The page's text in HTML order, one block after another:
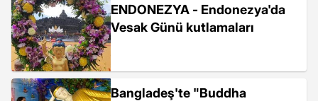
ENDONEZYA - Endonezya'da
Vesak Günü kutlamaları
Bangladeş'te "Buddha